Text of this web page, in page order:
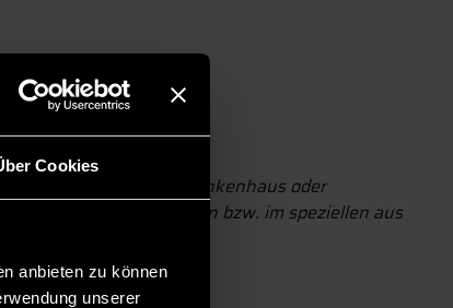
Cookies
anbieten zu können
unserer
wie Krankenhaus oder
der Kommunikation bzw. im speziellen aus